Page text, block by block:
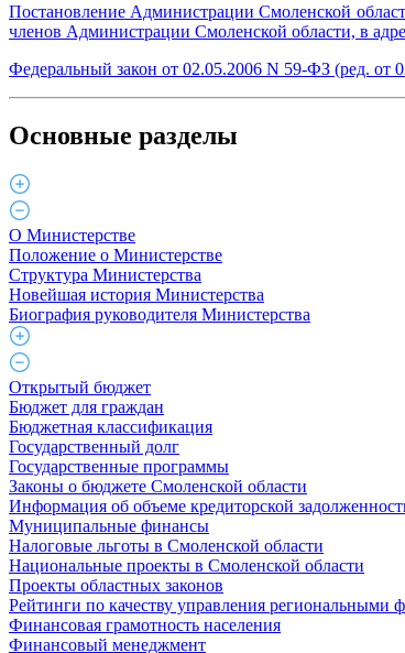
Постановление Администрации Смоленской
членов Администрации Смоленской области, в
Федеральный закон от 02.05.2006 N 59-ФЗ (ред. от
Основные разделы
О Министерстве
Положение о Министерстве
Структура Министерства
Новейшая история Министерства
Биография руководителя Министерства
Открытый бюджет
Бюджет для граждан
Бюджетная классификация
Государственный долг
Государственные программы
Законы о бюджете Смоленской области
Информация об объеме кредиторской
Муниципальные финансы
Налоговые льготы в Смоленской области
Национальные проекты в Смоленской области
Проекты областных законов
Рейтинги по качеству управления региональными
Финансовая грамотность населения
Финансовый менеджмент